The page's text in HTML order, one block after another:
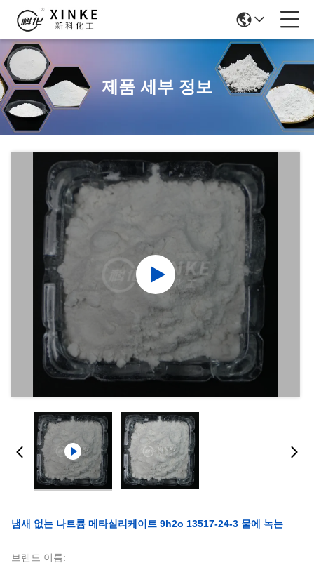
제품 세부 정보
냄새 없는 나트륨 메타실리케이트 9h2o 13517-24-3 물에 녹는
브랜드 이름: